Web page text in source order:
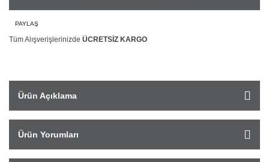
PAYLAŞ
Tüm Alışverişlerinizde ÜCRETSİZ KARGO
Ürün Açıklama
Ürün Yorumları